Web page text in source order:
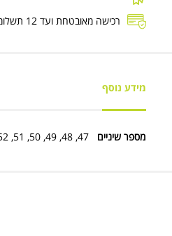
רכישה מאובטחת ועד 12 תשלומים ללא ריבית
מידע נוסף
מספר שיניים 47, 48, 49, 50, 51, 52